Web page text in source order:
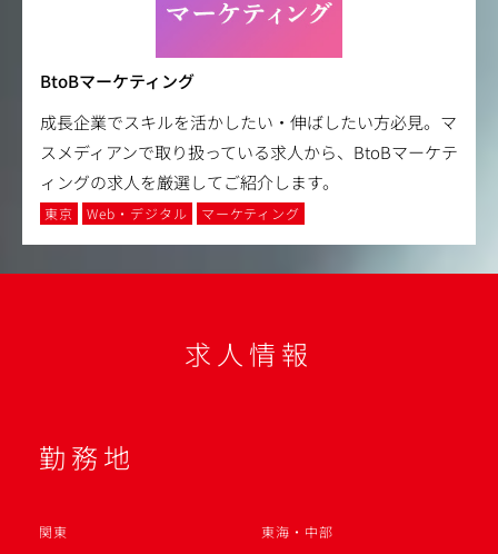
BtoBマーケティング
成長企業でスキルを活かしたい・伸ばしたい方必見。マ
スメディアンで取り扱っている求人から、BtoBマーケテ
ィングの求人を厳選してご紹介します。
東京 Web・デジタル マーケティング
求人情報
勤務地
関東
東海・中部